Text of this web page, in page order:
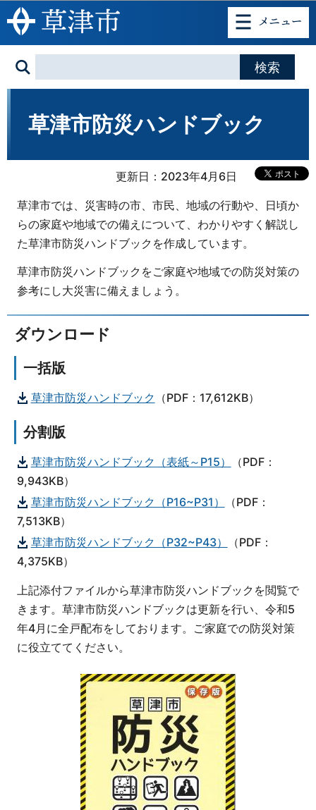
このページの本文へ移動
草津市防災ハンドブック
更新日：2023年4月6日
草津市では、災害時の市、市民、地域の行動や、日頃か
らの家庭や地域での備えについて、わかりやすく解説し
た草津市防災ハンドブックを作成しています。
草津市防災ハンドブックをご家庭や地域での防災対策の
参考にし大災害に備えましょう。
ダウンロード
一括版
草津市防災ハンドブック （PDF：17,612KB）
分割版
草津市防災ハンドブック（表紙～P15）
（PDF：
9,943KB）
草津市防災ハンドブック（P16~P31）
（PDF：
7,513KB）
草津市防災ハンドブック（P32~P43）
（PDF：
4,375KB）
上記添付ファイルから草津市防災ハンドブックを閲覧で
きます。草津市防災ハンドブックは更新を行い、令和5
年4月に全戸配布をしております。ご家庭での防災対策
に役立ててください。